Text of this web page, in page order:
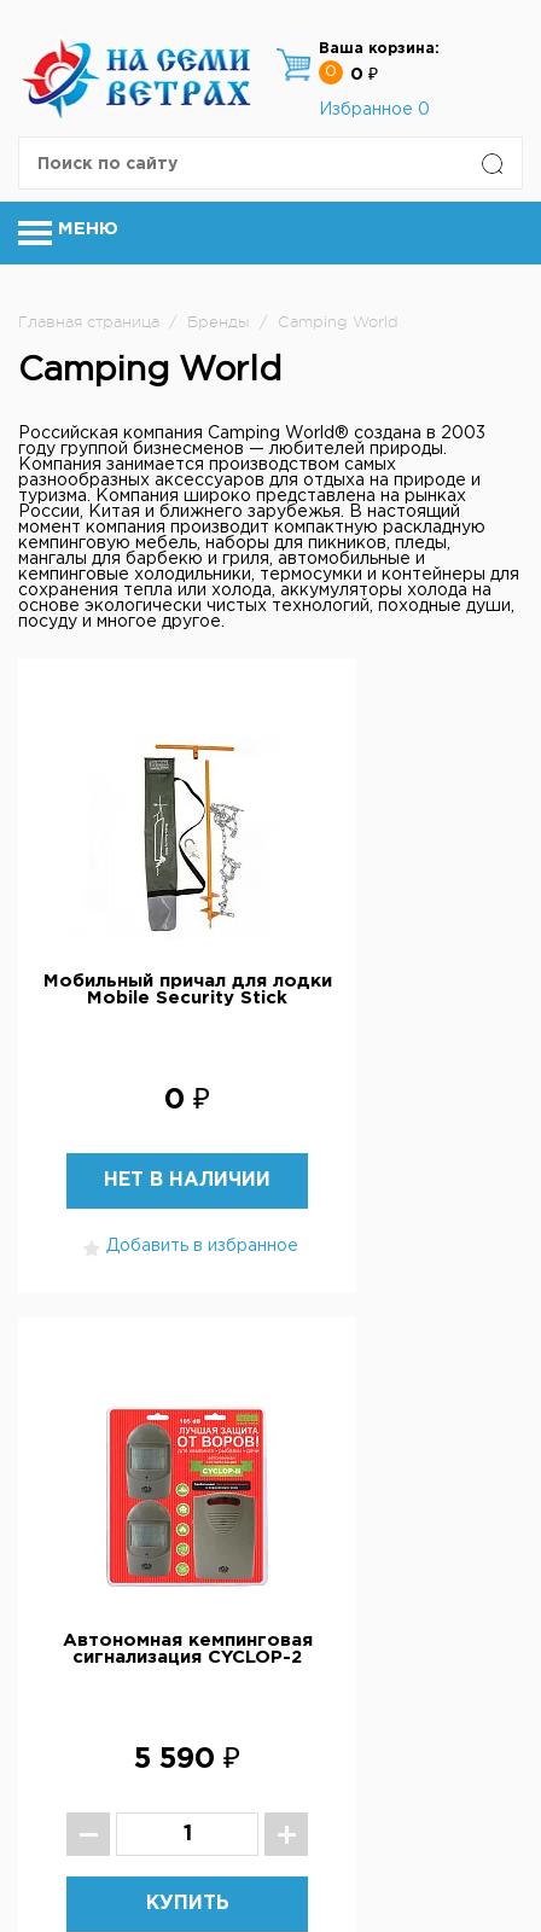
Ваша корзина:
0
0 ₽
Избранное 0
МЕНЮ
Главная страница / Бренды / Camping World
Camping World
Российская компания Сamping World® создана в 2003
году группой бизнесменов — любителей природы.
Компания занимается производством самых
разнообразных аксессуаров для отдыха на природе и
туризма. Компания широко представлена на рынках
России, Китая и ближнего зарубежья. В настоящий
момент компания производит компактную раскладную
кемпинговую мебель, наборы для пикников, пледы,
мангалы для барбекю и гриля, автомобильные и
кемпинговые холодильники, термосумки и контейнеры для
сохранения тепла или холода, аккумуляторы холода на
основе экологически чистых технологий, походные души,
посуду и многое другое.
Мобильный причал для лодки
Mobile Security Stick
0 ₽
НЕТ В НАЛИЧИИ
Добавить в избранное
Автономная кемпинговая
сигнализация CYCLOP-2
5 590 ₽
КУПИТЬ